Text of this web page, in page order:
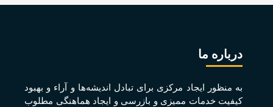
درباره ما
به منظور ايجاد مرکزی برای تبادل انديشه‌ها و آراء و بهبود
کيفيت خدمات مميزی و بازرسی و ايجاد هماهنگی مطلوب